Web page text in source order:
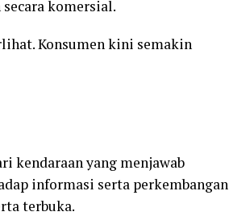
komersial.
Konsumen kini semakin
kendaraan yang menjawab
informasi serta perkembangan
terbuka.